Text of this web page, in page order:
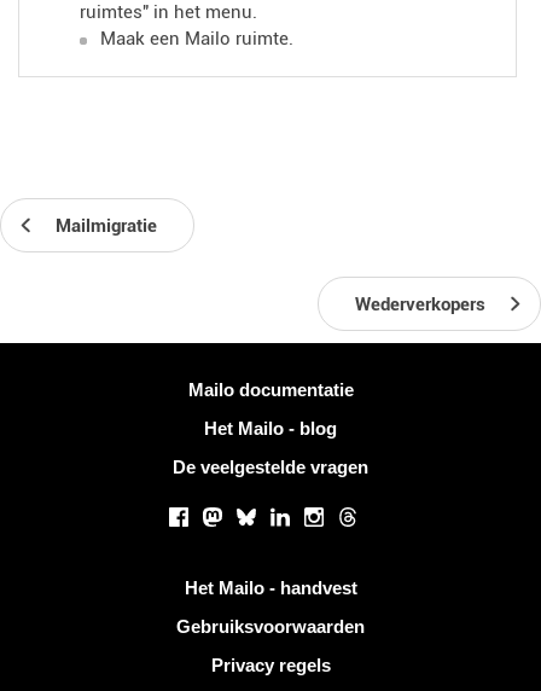
ruimtes" in het menu.
Maak een Mailo ruimte.
Mailmigratie
Wederverkopers
Mailo documentatie
Het Mailo - blog
De veelgestelde vragen
Facebook
Mastodon
BlueskyLinkedInInstagram
Threads
Het Mailo - handvest
Gebruiksvoorwaarden
Privacy regels